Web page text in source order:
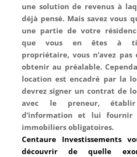
une solution de revenus à
déjà pensé. Mais savez vous
une partie de votre
que vous en êtes à
propriétaire, vous n’avez pas
obtenir au préalable.
location est encadré par la
devrez signer un contrat de
avec le preneur,
d’information et lui fournir
immobiliers obligatoires.
Centaure Investissements
découvrir de quelle